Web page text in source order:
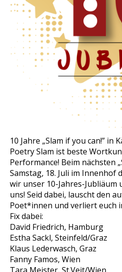
10 Jahre „Slam if you can!” in
Poetry Slam ist beste
Performance! Beim nächsten
Samstag, 18. Juli im Innenhof
wir unser 10-Jahres-
uns! Seid dabei, lauscht den
Poet*innen und verliert euch
Fix dabei:
David Friedrich, Hamburg
Estha Sackl, Steinfeld/Graz
Klaus Lederwasch, Graz
Fanny Famos, Wien